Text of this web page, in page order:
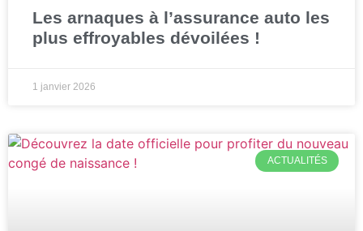
Les arnaques à l’assurance auto les
plus effroyables dévoilées !
1 janvier 2026
ACTUALITÉS